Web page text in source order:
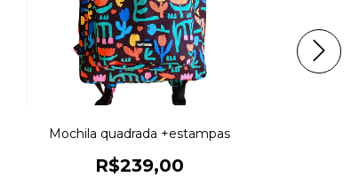
Mochila quadrada +estampas
R$239,00